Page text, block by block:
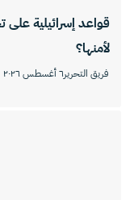
قواعد إسرائيلية
لأمنها؟
فريق التحرير٦ أغسطس ٢٠٢٦